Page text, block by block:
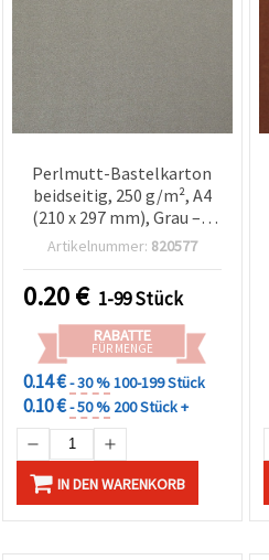
Perlmutt-Bastelkarton
beidseitig, 250 g/m², A4
(210 x 297 mm), Grau – 1
Blatt
Artikelnummer: 820577
0.20€ 1-99 Stück
RABATTE
FÜR MENGE
0.14 €- 30 %100-199 Stück
0.10 €- 50 % 200 Stück +
IN DEN WARENKORB